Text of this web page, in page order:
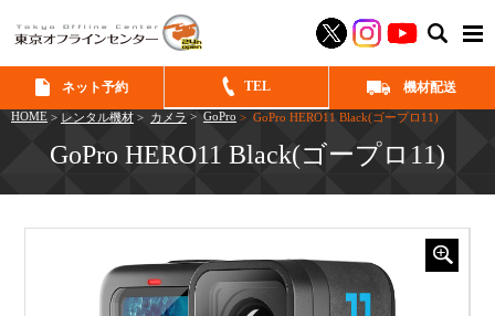
ネット予約 TEL 機材配送
HOME > レンタル機材 > カメラ > GoPro > GoPro HERO11 Black(ゴープロ11)
GoPro HERO11 Black(ゴープロ11)